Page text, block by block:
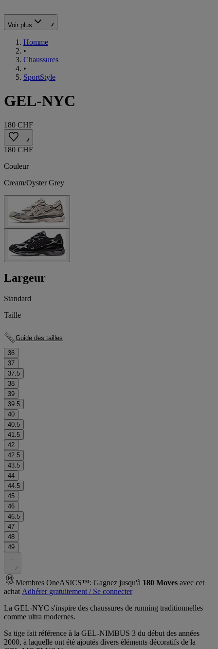
Voir plus
Homme
•
Chaussures
•
SportStyle
GEL-NYC
180 CHF
180 CHF
Couleur
Cream/Oyster Grey
Largeur
Standard
Taille
Guide des tailles
36
37
37.5
38
39
39.5
40
40.5
41.5
42
42.5
43.5
44
44.5
45
46
46.5
47
48
49
Membres OneASICS™: Gagnez jusqu'à 180 Moves avec cet
achat Adhérer gratuitement / Se connecter
La GEL-NYC s'inspire des chaussures de running traditionnelles
comme ultra modernes.
Sa tige fait référence à la GEL-NIMBUS 3 du début des années
2000, à laquelle ont été ajoutés divers éléments décoratifs de la